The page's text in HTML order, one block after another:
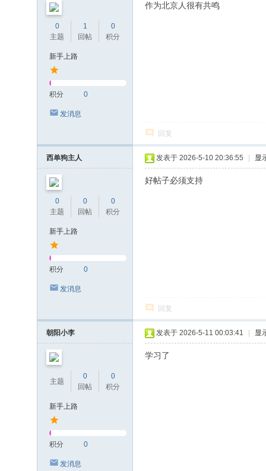
0
主题
1
回帖
0
积分
新手上路
积分 0
发消息
作为北京人很有共鸣
回复
西单狗主人
0
主题
0
回帖
0
积分
新手上路
积分 0
发消息
发表于 2026-5-10 20:36:55 显
好帖子必须支持
回复
朝阳小李
主题
0
回帖
0
积分
新手上路
积分 0
发消息
发表于 2026-5-11 00:03:41 显
学习了